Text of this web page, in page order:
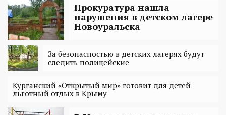
Прокуратура нашла
нарушения в детском лагере
Новоуральска
За безопасностью в детских лагерях будут
следить полицейские
Курганский «Открытый мир» готовит для детей
льготный отдых в Крыму